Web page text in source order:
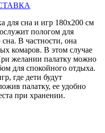
для сна и игр 180х200 см
пологом для
В частности, она
комаров. В этом случае
желании палатку можно
для спокойного отдыха.
где дети будут
палатку, ее удобно
при хранении.